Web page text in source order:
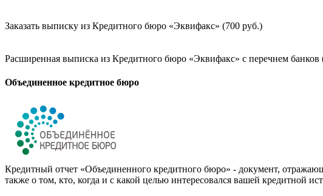
Заказать выписку из Кредитного бюро «Эквифакс» (700 руб.)
Расширенная выписка из Кредитного бюро «Эквифакс» с перечнем банков
Объединенное кредитное бюро
Кредитный отчет «Объединенного кредитного бюро» - документ,
также о том, кто, когда и с какой целью интересовался вашей кредитной